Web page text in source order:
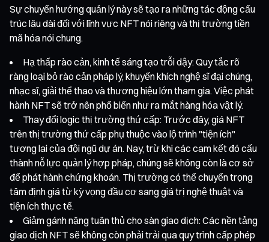
Sự chuyển hướng quản lý này sẽ tạo ra những tác động cấu
trúc lâu dài đối với lĩnh vực NFT nói riêng và thị trường tiền
mã hóa nói chung.
Hạ thấp rào cản, kinh tế sáng tạo trỗi dậy: Quy tắc rõ
ràng loại bỏ rào cản pháp lý, khuyến khích nghệ sĩ đại chúng,
nhạc sĩ, giải thể thao và thương hiệu lớn tham gia. Việc phát
hành NFT sẽ trở nên phổ biến như ra mắt hàng hóa vật lý.
Thay đổi logic thị trường thứ cấp: Trước đây, giá NFT
trên thị trường thứ cấp phụ thuộc vào lộ trình "tiện ích"
tương lai của đội ngũ dự án. Nay, trừ khi các cam kết đó cấu
thành nỗ lực quản lý hợp pháp, chúng sẽ không còn là cơ sở
để phát hành chứng khoán. Thị trường có thể chuyển trọng
tâm định giá từ kỳ vọng đầu cơ sang giá trị nghệ thuật và
tiện ích thực tế.
Giảm gánh nặng tuân thủ cho sàn giao dịch: Các nền tảng
giao dịch NFT sẽ không còn phải trải qua quy trình cấp phép